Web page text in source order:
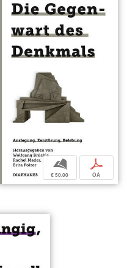
b
€ 50,00
p
OA